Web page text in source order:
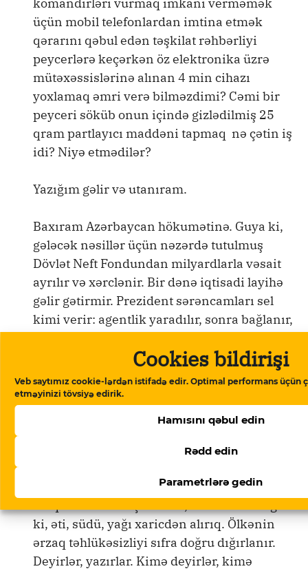
Cookies bildirişi
Veb saytımız cookie-lərdən istifadə edir. Optimal performans üçün
etməyinizi tövsiyə edirik.
Hamısını qəbul edin
Rədd edin
Parametrlərə gedin
üçün mobil telefonlardan imtina etmək
qərarını qəbul edən təşkilat rəhbərliyi
peycerlərə keçərkən öz elektronika üzrə
mütəxəssislərinə alınan 4 min cihazı
yoxlamaq əmri verə bilməzdimi? Cəmi bir
peyceri söküb onun içində gizlədilmiş 25
qram partlayıcı maddəni tapmaq nə çətin iş
idi? Niyə etmədilər?
Yazığım gəlir və utanıram.
Baxıram Azərbaycan hökumətinə. Guya ki,
gələcək nəsillər üçün nəzərdə tutulmuş
Dövlət Neft Fondundan milyardlarla vəsait
ayrılır və xərclənir. Bir dənə iqtisadi layihə
gəlir gətirmir. Prezident sərəncamları sel
kimi verir: agentlik yaradılır, sonra bağlanır,
irimiqyaslı oğru nazir təyin olunur, ona
nəhəng pullar tapşırılır, yeyib dağıdandan,
oğluna Londonda təmtəraqlı mülk alandan
sonra çıxarılır, digər bir oğru təyin olunur.
Azərbaycan, deyilənə görə, dünyada mövcud
sahibidir, nə istəsən, əkib-becərə bilər.
ki, əti, südü, yağı xaricdən alırıq. Ölkənin
ərzaq təhlükəsizliyi sıfra doğru dığırlanır.
Deyirlər, yazırlar. Kimə deyirlər, kimə